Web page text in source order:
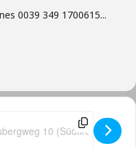
0039 349 1700615...
- Phönix aus der Asche -
Address - Phönix